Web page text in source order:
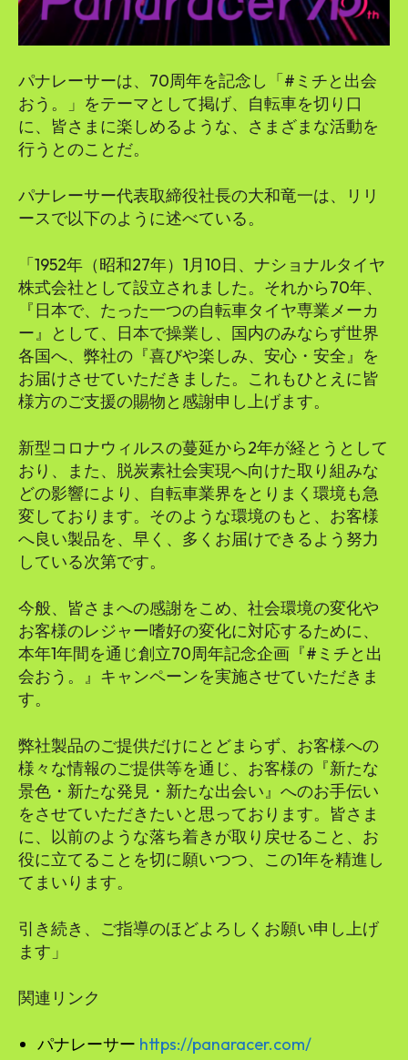
パナレーサーは、70周年を記念し「#ミチと出会
おう。」をテーマとして掲げ、自転車を切り口
に、皆さまに楽しめるような、さまざまな活動を
行うとのことだ。
パナレーサー代表取締役社長の大和竜一は、リリ
ースで以下のように述べている。
「1952年（昭和27年）1月10日、ナショナルタイヤ
株式会社として設立されました。それから70年、
『日本で、たった一つの自転車タイヤ専業メーカ
ー』として、日本で操業し、国内のみならず世界
各国へ、弊社の『喜びや楽しみ、安心・安全』を
お届けさせていただきました。これもひとえに皆
様方のご支援の賜物と感謝申し上げます。
新型コロナウィルスの蔓延から2年が経とうとして
おり、また、脱炭素社会実現へ向けた取り組みな
どの影響により、自転車業界をとりまく環境も急
変しております。そのような環境のもと、お客様
へ良い製品を、早く、多くお届けできるよう努力
している次第です。
今般、皆さまへの感謝をこめ、社会環境の変化や
お客様のレジャー嗜好の変化に対応するために、
本年1年間を通じ創立70周年記念企画『#ミチと出
会おう。』キャンペーンを実施させていただきま
す。
弊社製品のご提供だけにとどまらず、お客様への
様々な情報のご提供等を通じ、お客様の『新たな
景色・新たな発見・新たな出会い』へのお手伝い
をさせていただきたいと思っております。皆さま
に、以前のような落ち着きが取り戻せること、お
役に立てることを切に願いつつ、この1年を精進し
てまいります。
引き続き、ご指導のほどよろしくお願い申し上げ
ます」
関連リンク
パナレーサー https://panaracer.com/